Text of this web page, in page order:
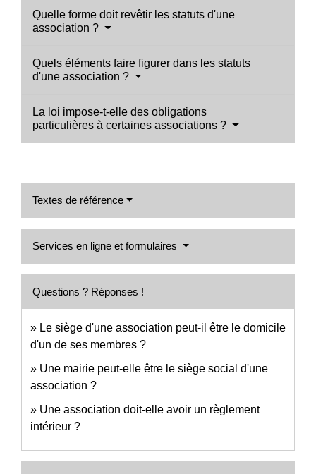
Quelle forme doit revêtir les statuts d'une
association ?
Quels éléments faire figurer dans les statuts
d'une association ?
La loi impose-t-elle des obligations
particulières à certaines associations ?
Textes de référence
Services en ligne et formulaires
Questions ? Réponses !
Le siège d'une association peut-il être le domicile
d'un de ses membres ?
Une mairie peut-elle être le siège social d'une
association ?
Une association doit-elle avoir un règlement
intérieur ?